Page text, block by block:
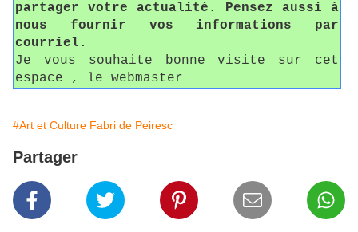
partager votre actualité. Pensez aussi à
nous fournir vos informations par
courriel.
Je vous souhaite bonne visite sur cet
espace , le webmaster
#Art et Culture Fabri de Peiresc
Partager